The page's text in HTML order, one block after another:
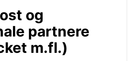
og
partnere
m.fl.)